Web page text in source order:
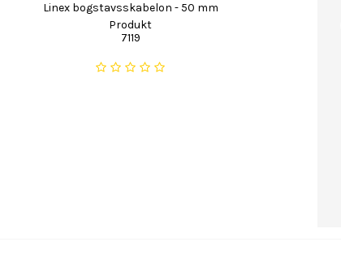
Linex bogstavsskabelon - 50 mm
Produkt
7119